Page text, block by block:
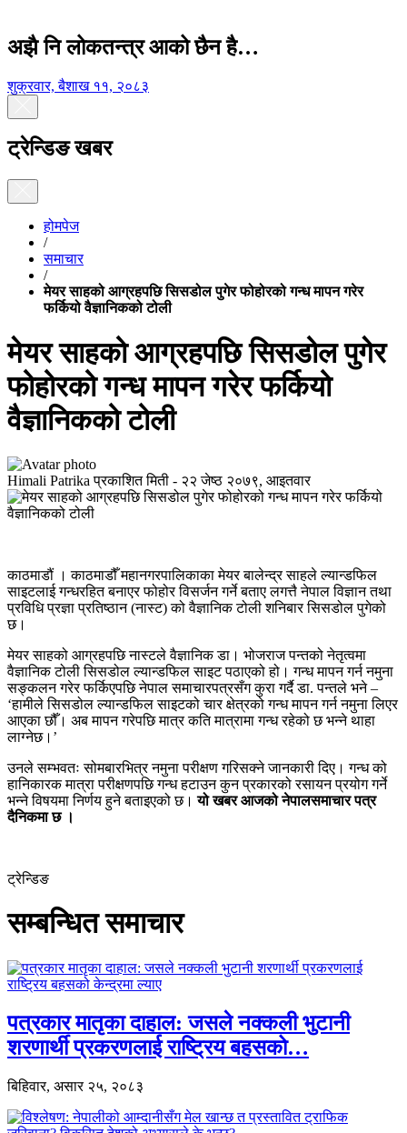
अझै नि लोकतन्त्र आको छैन है…
शुक्रवार, बैशाख ११, २०८३
ट्रेन्डिङ खबर
होमपेज
/
समाचार
/
मेयर साहको आग्रहपछि सिसडोल पुगेर फोहोरको गन्ध मापन गरेर
फर्कियो वैज्ञानिकको टोली
मेयर साहको आग्रहपछि सिसडोल पुगेर
फोहोरको गन्ध मापन गरेर फर्कियो
वैज्ञानिकको टोली
Himali Patrika प्रकाशित मिती - २२ जेष्ठ २०७९, आइतवार
काठमाडौं । काठमाडौँ महानगरपालिकाका मेयर बालेन्द्र साहले ल्यान्डफिल
साइटलाई गन्धरहित बनाएर फोहोर विसर्जन गर्ने बताए लगत्तै नेपाल विज्ञान तथा
प्रविधि प्रज्ञा प्रतिष्ठान (नास्ट) को वैज्ञानिक टोली शनिबार सिसडोल पुगेको
छ।
मेयर साहको आग्रहपछि नास्टले वैज्ञानिक डा। भोजराज पन्तको नेतृत्वमा
वैज्ञानिक टोली सिसडोल ल्यान्डफिल साइट पठाएको हो। गन्ध मापन गर्न नमुना
सङ्कलन गरेर फर्किएपछि नेपाल समाचारपत्रसँग कुरा गर्दै डा. पन्तले भने –
‘हामीले सिसडोल ल्यान्डफिल साइटको चार क्षेत्रको गन्ध मापन गर्न नमुना लिएर
आएका छौँ। अब मापन गरेपछि मात्र कति मात्रामा गन्ध रहेको छ भन्ने थाहा
लाग्नेछ।’
उनले सम्भवतः सोमबारभित्र नमुना परीक्षण गरिसक्ने जानकारी दिए। गन्ध को
हानिकारक मात्रा परीक्षणपछि गन्ध हटाउन कुन प्रकारको रसायन प्रयोग गर्ने
भन्ने विषयमा निर्णय हुने बताइएको छ।यो खबर आजको नेपालसमाचार पत्र
दैनिकमा छ ।
ट्रेन्डिङ
सम्बन्धित समाचार
पत्रकार मातृका दाहाल: जसले नक्कली भुटानी
शरणार्थी प्रकरणलाई राष्ट्रिय बहसको…
बिहिवार, असार २५, २०८३